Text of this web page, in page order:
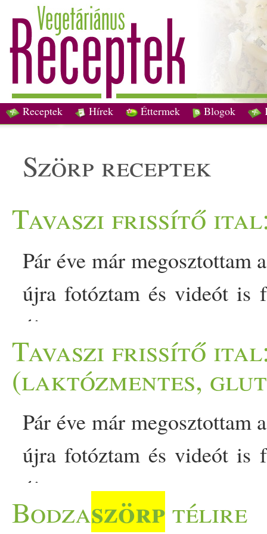
Receptek Hírek Éttermek Blogok
szörp receptek
Tavaszi frissítő
Pár éve már megosztottam
újra fotóztam és videót is
újra megosztom a
palacsintát is, amit idén
és eper kéz a kézben,
készült el az az adag,
adagot készítettem…
Tavaszi frissítő
(laktózmentes,
Pár éve már megosztottam
újra fotóztam és videót is
újra megosztom a
palacsintát is, amit idén
Bodzaszörptélire